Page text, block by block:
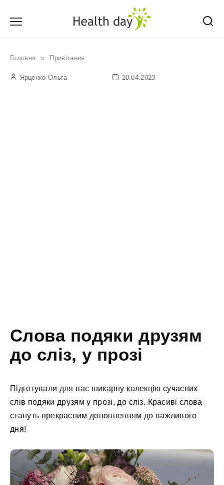
Головна » Привітання
Ярценко Ольга 20.04.2023
Слова подяки друзям
до сліз, у прозі
Підготували для вас шикарну колекцію сучасних
слів подяки друзям у прозі, до сліз. Красиві слова
стануть прекрасним доповненням до важливого
дня!